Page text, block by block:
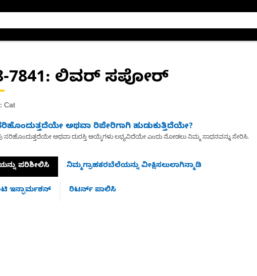
7841: ಲಿವರ್ ಸಪೋರ್
Cat
ಅಥವಾ ರಿಪೇರಿಗಾಗಿ ಹುಡುಕುತ್ತಿದೆಯೇ?
ಸರಿಹೊಂದುತ್ತದೆಯೇ ಅಥವಾ ದುರಸ್ತಿ ಆಯ್ಕೆಗಳು ಲಭ್ಯವಿದೆಯೇ ಎಂದು ನೋಡಲು ನಿಮ್ಮ ಸಾಧನವನ್ನು ಸೇರಿಸಿ.
ಪರಿಶೀಲಿಸಿ ನಿಮ್ಮಗ್ರಾಹಕರಬೆಲೆಯನ್ನು ವೀಕ್ಷಿಸಲುಲಾಗಿನ್ಮಾಡಿ
ಇನ್ಫಾರ್ಮಶನ್ ರಿಟರ್ನ್ ಪಾಲಿಸಿ